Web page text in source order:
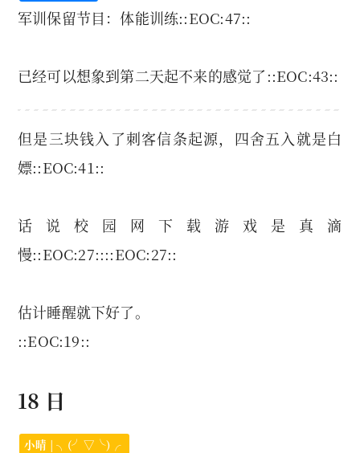
军训保留节目：体能训练::EOC:47::
已经可以想象到第二天起不来的感觉了::EOC:43::
但是三块钱入了刺客信条起源，四舍五入就是白
嫖::EOC:41::
话说校园网下载游戏是真滴
慢::EOC:27::::EOC:27::
估计睡醒就下好了。
::EOC:19::
18 日
小晴 | ╮(╯▽╰)╭